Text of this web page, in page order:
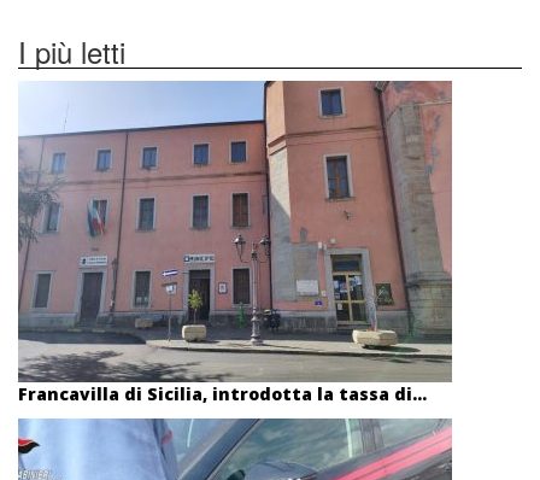
I più letti
Francavilla di Sicilia, introdotta la tassa di...